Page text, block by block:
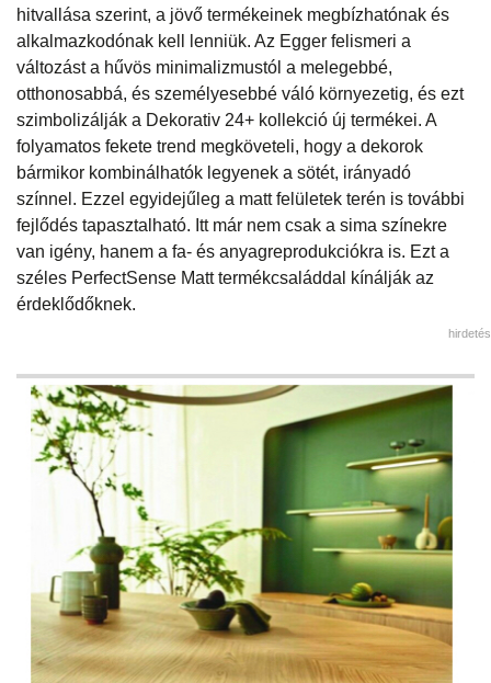
hitvallása szerint, a jövő termékeinek megbízhatónak és
alkalmazkodónak kell lenniük. Az Egger felismeri a
változást a hűvös minimalizmustól a melegebbé,
otthonosabbá, és személyesebbé váló környezetig, és ezt
szimbolizálják a Dekorativ 24+ kollekció új termékei. A
folyamatos fekete trend megköveteli, hogy a dekorok
bármikor kombinálhatók legyenek a sötét, irányadó
színnel. Ezzel egyidejűleg a matt felületek terén is további
fejlődés tapasztalható. Itt már nem csak a sima színekre
van igény, hanem a fa- és anyagreprodukciókra is. Ezt a
széles PerfectSense Matt termékcsaláddal kínálják az
érdeklődőknek.
hirdetés